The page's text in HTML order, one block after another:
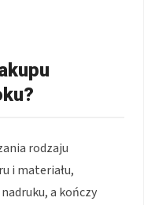
rodzaju
i materiału,
a kończy